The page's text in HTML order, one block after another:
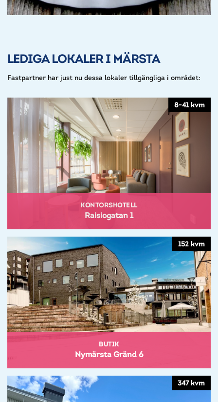
LEDIGA LOKALER I MÄRSTA
Fastpartner har just nu dessa lokaler tillgängliga i området:
8-41 kvm
KONTORSHOTELL
Raisiogatan 1
152 kvm
BUTIK
Nymärsta Gränd 6
347 kvm